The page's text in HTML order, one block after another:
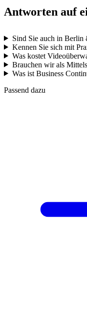
Antworten auf
Sind Sie auch in Berlin
Kennen Sie sich mit
Was kostet
Brauchen wir als
Was ist Business
Passend dazu